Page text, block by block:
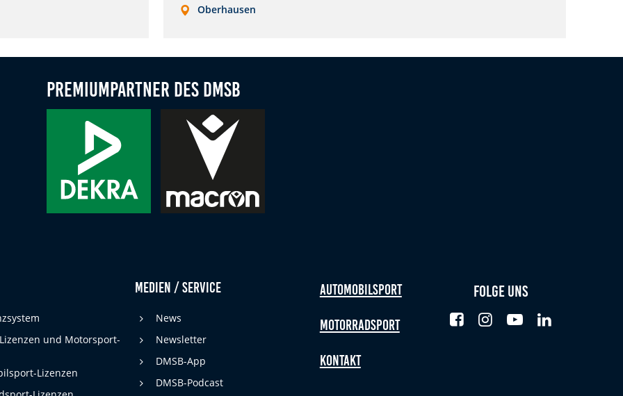
Oberhausen
Premiumpartner des DMSB
und Motorsport-
Lizenzen
Medien / Service
News
Newsletter
DMSB-App
DMSB-Podcast
Automobilsport
Motorradsport
Kontakt
Folge uns